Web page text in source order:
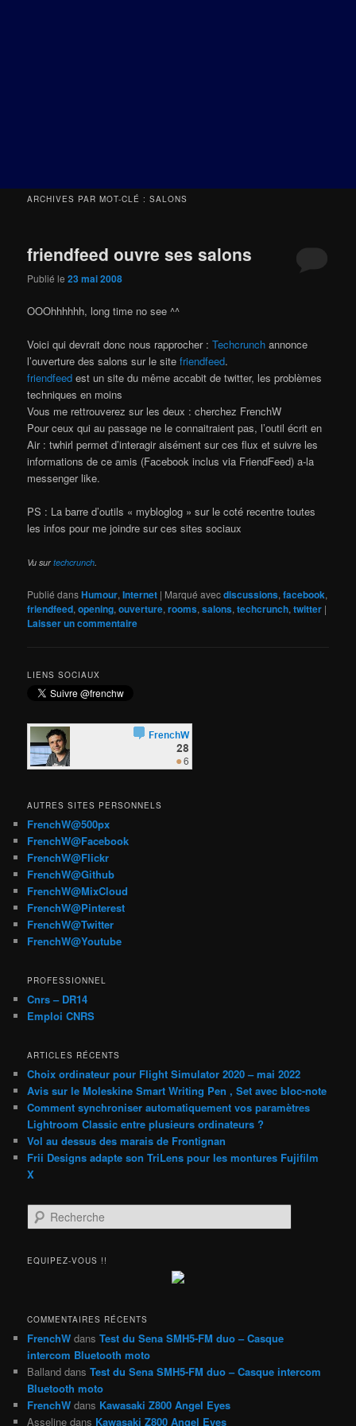
ARCHIVES PAR MOT-CLÉ :SALONS
friendfeed ouvre ses salons
Publié le23 mai 2008
OOOhhhhhh, long time no see ^^
Voici qui devrait donc nous rapprocher :Techcrunch annonce
l’ouverture des salons sur le sitefriendfeed.
friendfeed est un site du même accabit de twitter, les problèmes
techniques en moins
Vous me rettrouverez sur les deux : cherchez FrenchW
Pour ceux qui au passage ne le connaitraient pas, l’outil écrit en
Air : twhirl permet d’interagir aisément sur ces flux et suivre les
informations de ce amis (Facebook inclus via FriendFeed) a-la
messenger like.
PS : La barre d’outils « mybloglog » sur le coté recentre toutes
les infos pour me joindre sur ces sites sociaux
Vu surtechcrunch.
Publié dansHumour,Internet | Marqué avecdiscussions,facebook,
friendfeed,opening,ouverture,rooms,salons,techcrunch,twitter |
Laisser un commentaire
LIENS SOCIAUX
AUTRES SITES PERSONNELS
FrenchW@500px
FrenchW@Facebook
FrenchW@Flickr
FrenchW@Github
FrenchW@MixCloud
FrenchW@Pinterest
FrenchW@Twitter
FrenchW@Youtube
PROFESSIONNEL
Cnrs – DR14
Emploi CNRS
ARTICLES RÉCENTS
Choix ordinateur pour Flight Simulator 2020 – mai 2022
Avis sur le Moleskine Smart Writing Pen , Set avec bloc-note
Comment synchroniser automatiquement vos paramètres
Lightroom Classic entre plusieurs ordinateurs ?
Vol au dessus des marais de Frontignan
Frii Designs adapte son TriLens pour les montures Fujifilm
X
e
h
h
e
EQUIPEZ-VOUS !!
COMMENTAIRES RÉCENTS
FrenchW dansTest du Sena SMH5-FM duo – Casque
intercom Bluetooth moto
Balland dansTest du Sena SMH5-FM duo – Casque intercom
Bluetooth moto
FrenchW dans Kawasaki Z800 Angel Eyes
Asseline dans Kawasaki Z800 Angel Eyes